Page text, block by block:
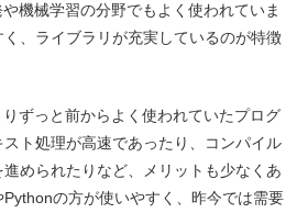
機械学習の分野でもよく使われていま
、ライブラリが充実しているのが特徴
ずっと前からよく使われていたプログ
ト処理が高速であったり、コンパイル
められたりなど、メリットも少なくあ
Pythonの方が使いやすく、昨今では需要